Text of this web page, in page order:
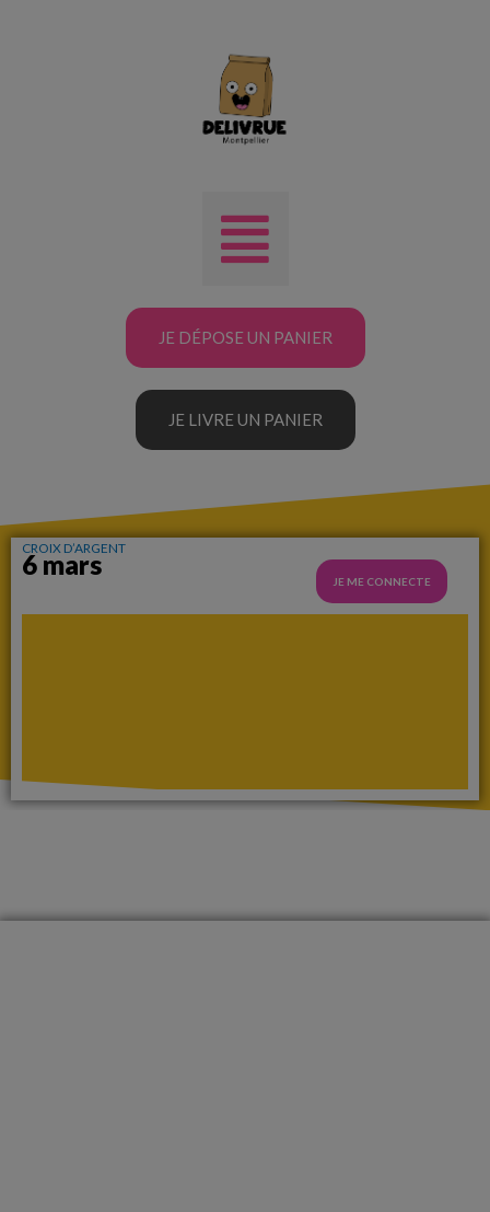
JE DÉPOSE UN PANIER
JE LIVRE UN PANIER
CROIX D’ARGENT
6 mars
JE ME CONNECTE